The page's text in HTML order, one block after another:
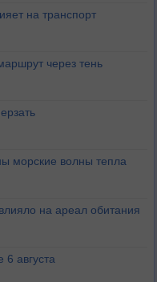
на транспорт
через тень
морские волны тепла
на ареал обитания
6 августа